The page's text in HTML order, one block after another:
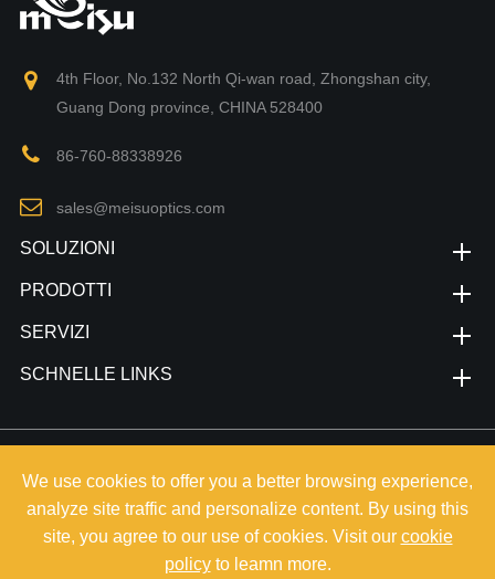
4th Floor, No.132 North Qi-wan road, Zhongshan city,
Guang Dong province, CHINA 528400
86-760-88338926
sales@meisuoptics.com
SOLUZIONI
PRODOTTI
SERVIZI
SCHNELLE LINKS
vorbehalten.
Sitemap
Privacy Policy
We use cookies to offer you a better browsing experience,
analyze site traffic and personalize content. By using this
site, you agree to our use of cookies. Visit our cookie
policyto leamn more.